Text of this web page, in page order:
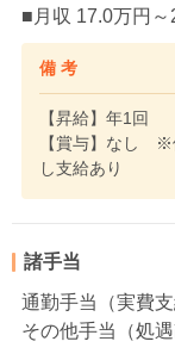
■月収 17.0万円～
備 考
【昇給】年1回
【賞与】なし ※
し支給あり
諸手当
通勤手当（実費
その他手当（処遇